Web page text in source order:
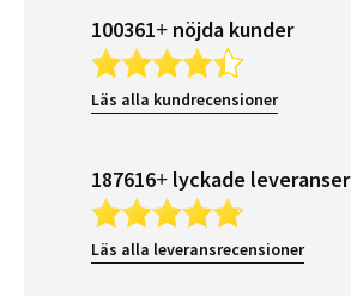
100361+ nöjda kunder
Läs alla kundrecensioner
187616+ lyckade leveranser
Läs alla leveransrecensioner